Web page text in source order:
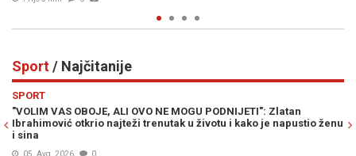
Sport/ Najčitanije
Zlatan
je napustio ženu
LIVNJAK PRELOMIO: Otkriveno gdje Zlato Dalić
trenersku karijeru...